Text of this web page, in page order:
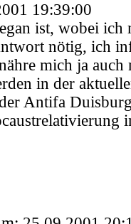
19:39:00
ist, wobei ich
nötig, ich
mich ja auch
in der
Antifa